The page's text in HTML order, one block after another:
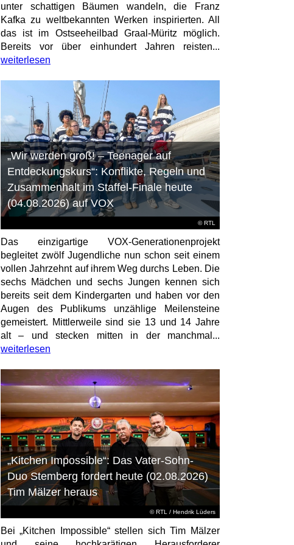
unter schattigen Bäumen wandeln, die Franz
Kafka zu weltbekannten Werken inspirierten. All
das ist im Ostseeheilbad Graal-Müritz möglich.
Bereits vor über einhundert Jahren reisten...
weiterlesen
© RTL
„Wir werden groß! – Teenager auf
Entdeckungskurs“: Konflikte, Regeln und
Zusammenhalt im Staffel-Finale heute
(04.08.2026) auf VOX
Das einzigartige VOX-Generationenprojekt
begleitet zwölf Jugendliche nun schon seit einem
vollen Jahrzehnt auf ihrem Weg durchs Leben. Die
sechs Mädchen und sechs Jungen kennen sich
bereits seit dem Kindergarten und haben vor den
Augen des Publikums unzählige Meilensteine
gemeistert. Mittlerweile sind sie 13 und 14 Jahre
alt – und stecken mitten in der manchmal...
weiterlesen
© RTL/ Hendrik Lüders
„Kitchen Impossible“: Das Vater-Sohn-
Duo Stemberg fordert heute (02.08.2026)
Tim Mälzer heraus
Bei „Kitchen Impossible“ stellen sich Tim Mälzer